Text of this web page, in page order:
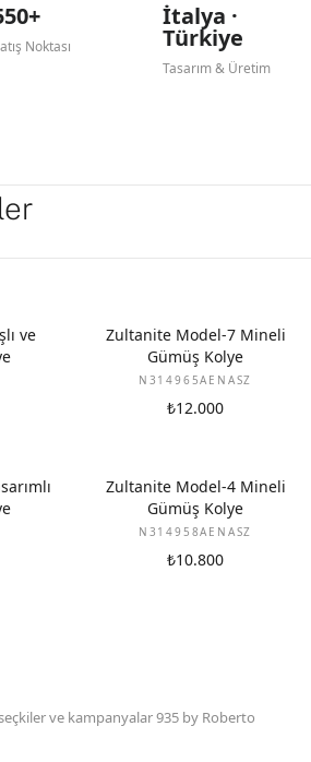
Noktası
İtalya ·
Türkiye
Tasarım & Üretim
ve
Zultanite Model-7 Mineli
Gümüş Kolye
N314965AENASZ
₺12.000
Zultanite Model-4 Mineli
Gümüş Kolye
N314958AENASZ
₺10.800
ve kampanyalar 935 by Roberto